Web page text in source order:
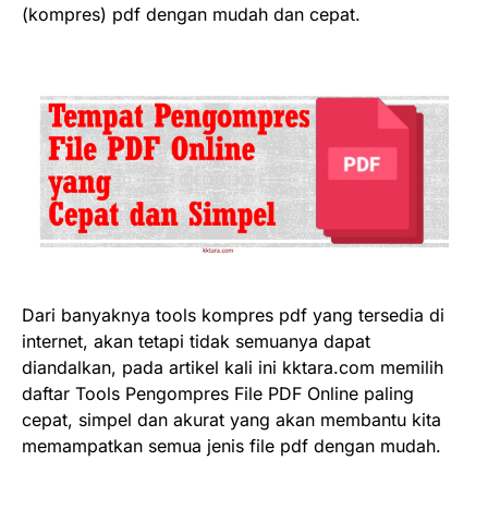
(kompres) pdf dengan mudah dan cepat.
Dari banyaknya tools kompres pdf yang tersedia di
internet, akan tetapi tidak semuanya dapat
diandalkan, pada artikel kali ini kktara.com memilih
daftar Tools Pengompres File PDF Online paling
cepat, simpel dan akurat yang akan membantu kita
memampatkan semua jenis file pdf dengan mudah.